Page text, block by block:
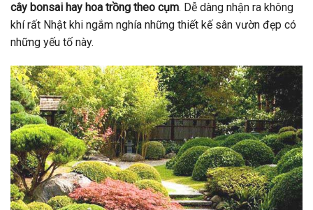
cây bonsai hay hoa trồng theo cụm. Dễ dàng nhận ra không
khí rất Nhật khi ngắm nghía những thiết kế sân vườn đẹp có
những yếu tố này.